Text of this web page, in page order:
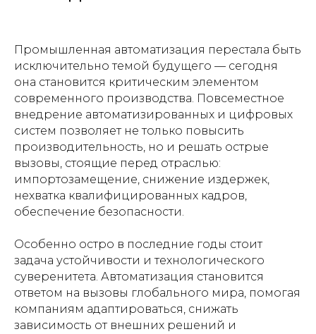
Промышленная автоматизация перестала быть
исключительно темой будущего — сегодня
она становится критическим элементом
современного производства. Повсеместное
внедрение автоматизированных и цифровых
систем позволяет не только повысить
производительность, но и решать острые
вызовы, стоящие перед отраслью:
импортозамещение, снижение издержек,
нехватка квалифицированных кадров,
обеспечение безопасности.
Особенно остро в последние годы стоит
задача устойчивости и технологического
суверенитета. Автоматизация становится
ответом на вызовы глобального мира, помогая
компаниям адаптироваться, снижать
зависимость от внешних решений и